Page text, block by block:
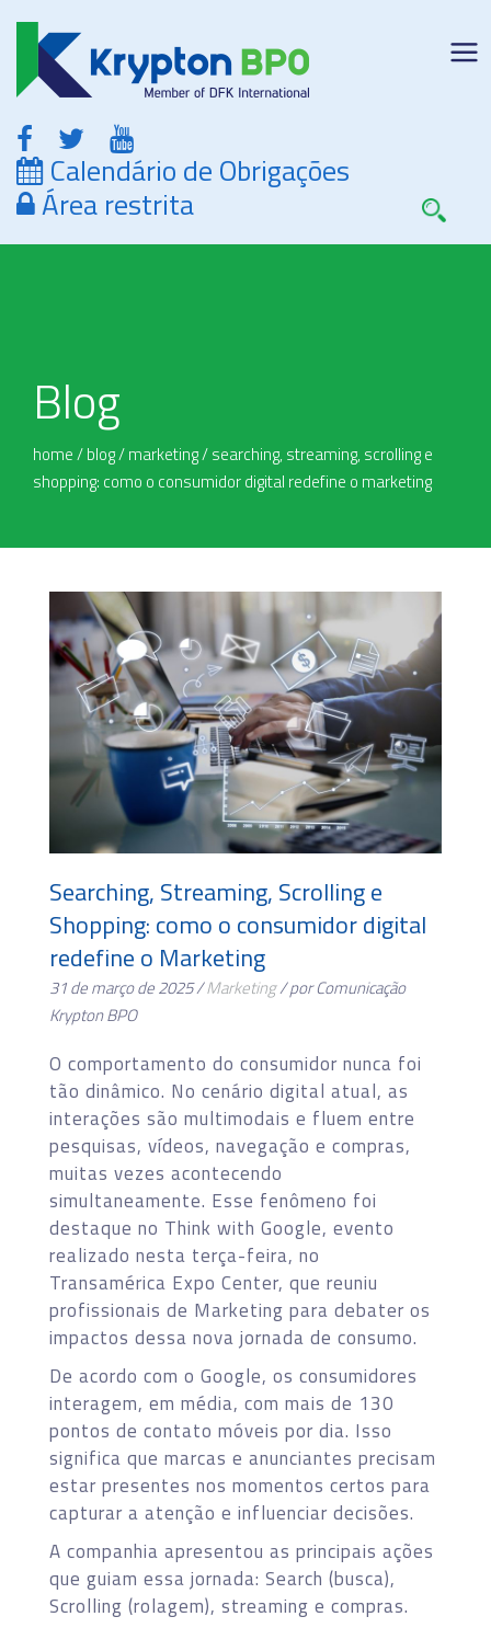
Calendário de Obrigações
Área restrita
Blog
home/blog/marketing/searching, streaming, scrolling e
shopping: como o consumidor digital redefine o marketing
Searching, Streaming, Scrolling e
Shopping: como o consumidor digital
redefine o Marketing
31 de março de 2025 /Marketing/ por Comunicação
Krypton BPO
O comportamento do consumidor nunca foi
tão dinâmico. No cenário digital atual, as
interações são multimodais e fluem entre
pesquisas, vídeos, navegação e compras,
muitas vezes acontecendo
simultaneamente. Esse fenômeno foi
destaque no Think with Google, evento
realizado nesta terça-feira, no
Transamérica Expo Center, que reuniu
profissionais de Marketing para debater os
impactos dessa nova jornada de consumo.
De acordo com o Google, os consumidores
interagem, em média, com mais de 130
pontos de contato móveis por dia. Isso
significa que marcas e anunciantes precisam
estar presentes nos momentos certos para
capturar a atenção e influenciar decisões.
A companhia apresentou as principais ações
que guiam essa jornada: Search (busca),
Scrolling (rolagem), streaming e compras.